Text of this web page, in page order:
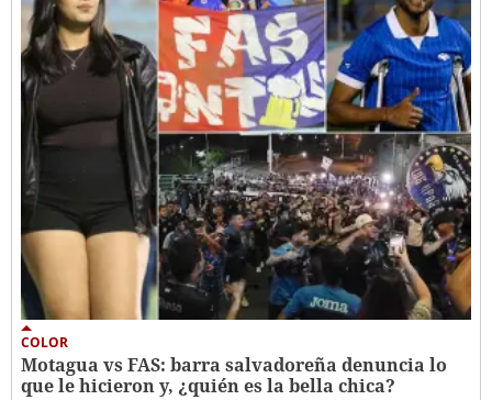
COLOR
Motagua vs FAS: barra salvadoreña denuncia lo
que le hicieron y, ¿quién es la bella chica?